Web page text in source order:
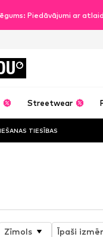
Piedāvājumi ar
Streetwear
TIESĪBAS
Zīmols Īpaši